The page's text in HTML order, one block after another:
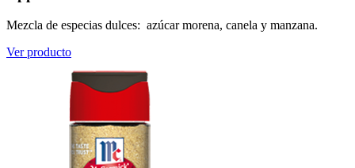
Mezcla de especias dulces: azúcar morena, canela y manzana.
Ver producto